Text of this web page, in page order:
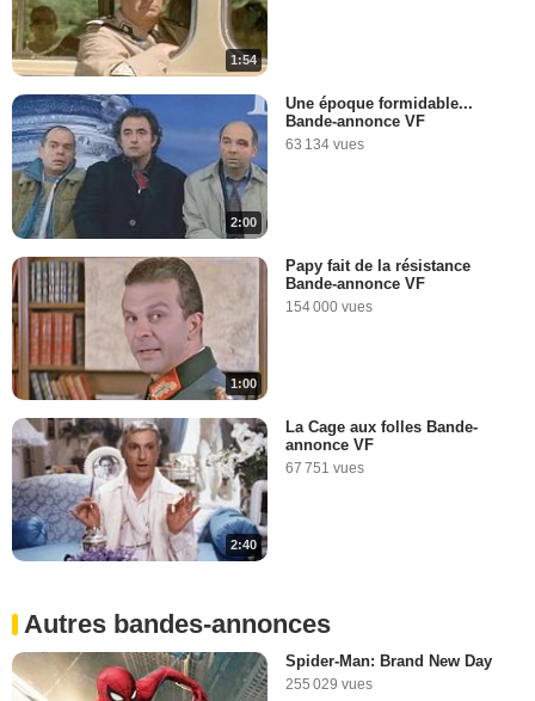
1:54
2:00
Une époque formidable...
Bande-annonce VF
63 134 vues
1:00
Papy fait de la résistance
Bande-annonce VF
154 000 vues
2:40
La Cage aux folles Bande-
annonce VF
67 751 vues
Autres bandes-annonces
Spider-Man: Brand New Day
255 029 vues